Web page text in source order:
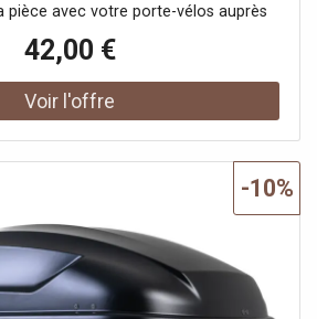
pièce avec votre porte-vélos auprès
d'un conseiller.
42,00 €
-10%